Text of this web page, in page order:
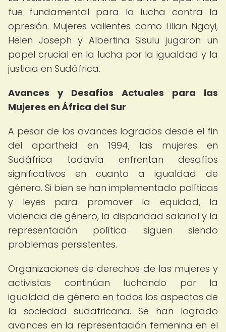
fue fundamental para la lucha contra la
opresión. Mujeres valientes como Lilian Ngoyi,
Helen Joseph y Albertina Sisulu jugaron un
papel crucial en la lucha por la igualdad y la
justicia en Sudáfrica.
Avances y Desafíos Actuales para las
Mujeres en África del Sur
A pesar de los avances logrados desde el fin
del apartheid en 1994, las mujeres en
Sudáfrica todavía enfrentan desafíos
significativos en cuanto a igualdad de
género. Si bien se han implementado políticas
y leyes para promover la equidad, la
violencia de género, la disparidad salarial y la
representación política siguen siendo
problemas persistentes.
Organizaciones de derechos de las mujeres y
activistas continúan luchando por la
igualdad de género en todos los aspectos de
la sociedad sudafricana. Se han logrado
avances en la representación femenina en el